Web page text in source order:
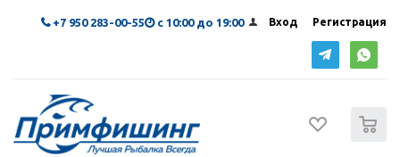
Вход Регистрация
+7 950 283-00-55 с 10:00 до 19:00